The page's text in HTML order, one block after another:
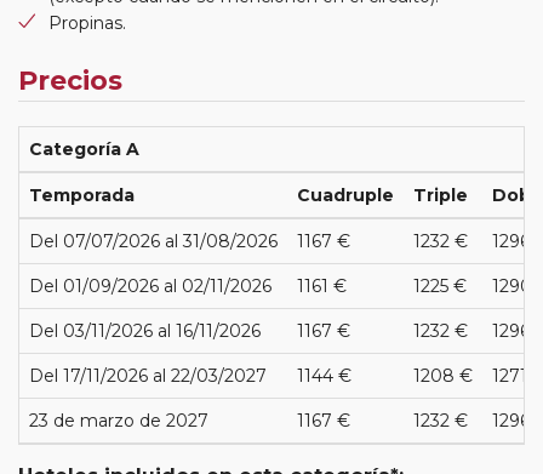
Propinas.
Precios
Categoría A
Temporada Cuadruple Triple
Del 07/07/2026 al 31/08/2026 1167 € 1232 € 1296
Del 01/09/2026 al 02/11/2026 1161 € 1225 € 1290
Del 03/11/2026 al 16/11/2026 1167 € 1232 € 1296
Del 17/11/2026 al 22/03/2027 1144 € 1208 € 1271
23 de marzo de 2027 1167 € 1232 € 1296